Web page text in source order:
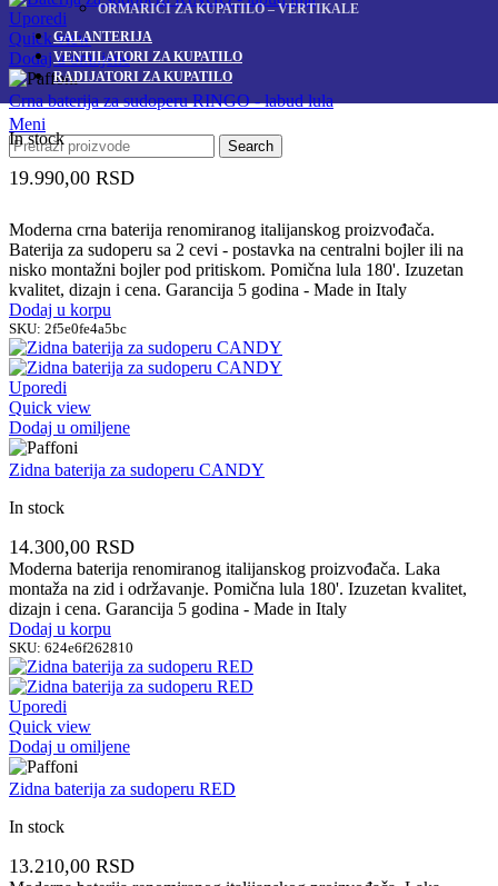
ORMARIĆI ZA KUPATILO – VERTIKALE
GALANTERIJA
VENTILATORI ZA KUPATILO
RADIJATORI ZA KUPATILO
Meni
Search
Uporedi
Quick view
Dodaj u omiljene
Crna baterija za sudoperu RINGO - labud lula
In stock
19.990,00 RSD
Moderna crna baterija renomiranog italijanskog proizvođača.
Baterija za sudoperu sa 2 cevi - postavka na centralni bojler ili na
nisko montažni bojler pod pritiskom. Pomična lula 180'. Izuzetan
kvalitet, dizajn i cena. Garancija 5 godina - Made in Italy
Dodaj u korpu
SKU: 2f5e0fe4a5bc
Uporedi
Quick view
Dodaj u omiljene
Zidna baterija za sudoperu CANDY
In stock
14.300,00 RSD
Moderna baterija renomiranog italijanskog proizvođača. Laka
montaža na zid i održavanje. Pomična lula 180'. Izuzetan kvalitet,
dizajn i cena. Garancija 5 godina - Made in Italy
Dodaj u korpu
SKU: 624e6f262810
Uporedi
Quick view
Dodaj u omiljene
Zidna baterija za sudoperu RED
In stock
13.210,00 RSD